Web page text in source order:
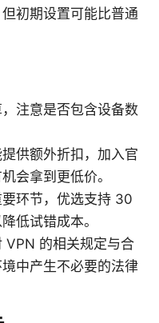
初期设置可能比普通
注意是否包含设备数
供额外折扣，加入官
会拿到更低价。
环节，优选支持 30
低试错成本。
VPN 的相关规定与合
中产生不必要的法律